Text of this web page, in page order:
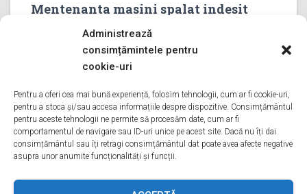
Administrează
consimțămintele pentru
cookie-uri
Pentru a oferi cea mai bună experiență, folosim tehnologii, cum ar fi cookie-uri,
pentru a stoca și/sau accesa informațiile despre dispozitive. Consimțământul
pentru aceste tehnologii ne permite să procesăm date, cum ar fi
comportamentul de navigare sau ID-uri unice pe acest site. Dacă nu îți dai
consimțământul sau îți retragi consimțământul dat poate avea afecte negative
asupra unor anumite funcționalități și funcții.
Mentenanta masini spalat indesit
PRAHOVA
Mentenanta masini spalat indesit PRAHOVA Bine ati venit
pe pagina noastra de Mentenanta masini spalat indesit
indesit? Tot ce trebuie sa faceti este sa ne sunati
Citește mai mult
DESPRE NOI SERVICII